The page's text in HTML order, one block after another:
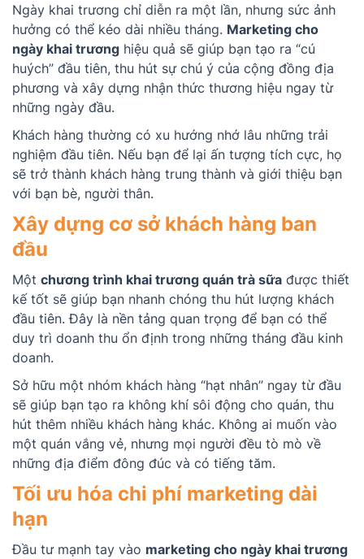
Ngày khai trương chỉ diễn ra một lần, nhưng sức ảnh
hưởng có thể kéo dài nhiều tháng. Marketing cho
ngày khai trương hiệu quả sẽ giúp bạn tạo ra “cú
huých” đầu tiên, thu hút sự chú ý của cộng đồng địa
phương và xây dựng nhận thức thương hiệu ngay từ
những ngày đầu.
Khách hàng thường có xu hướng nhớ lâu những trải
nghiệm đầu tiên. Nếu bạn để lại ấn tượng tích cực, họ
sẽ trở thành khách hàng trung thành và giới thiệu bạn
với bạn bè, người thân.
Xây dựng cơ sở khách hàng ban
đầu
Một chương trình khai trương quán trà sữa được thiết
kế tốt sẽ giúp bạn nhanh chóng thu hút lượng khách
đầu tiên. Đây là nền tảng quan trọng để bạn có thể
duy trì doanh thu ổn định trong những tháng đầu kinh
doanh.
Sở hữu một nhóm khách hàng “hạt nhân” ngay từ đầu
sẽ giúp bạn tạo ra không khí sôi động cho quán, thu
hút thêm nhiều khách hàng khác. Không ai muốn vào
một quán vắng vẻ, nhưng mọi người đều tò mò về
những địa điểm đông đúc và có tiếng tăm.
Tối ưu hóa chi phí marketing dài
hạn
Đầu tư mạnh tay vào marketing cho ngày khai trương